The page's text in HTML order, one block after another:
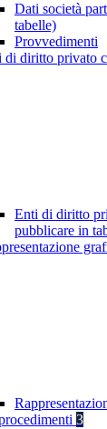
Dati società
tabelle)
Provvedimenti
di diritto privato
Enti di diritto
pubblicare in
3